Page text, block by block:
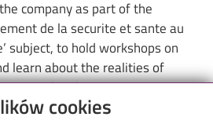
cookies
company as part of the
de la securite et sante au
subject, to hold workshops on
learn about the realities of
at the plant.